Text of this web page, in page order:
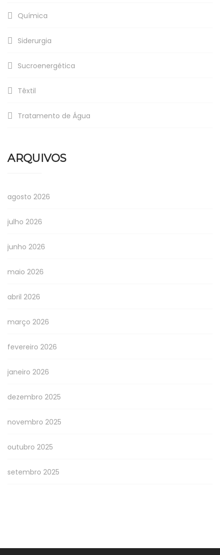
Química
Siderurgia
Sucroenergética
Têxtil
Tratamento de Água
ARQUIVOS
agosto 2026
julho 2026
junho 2026
maio 2026
abril 2026
março 2026
fevereiro 2026
janeiro 2026
dezembro 2025
novembro 2025
outubro 2025
setembro 2025